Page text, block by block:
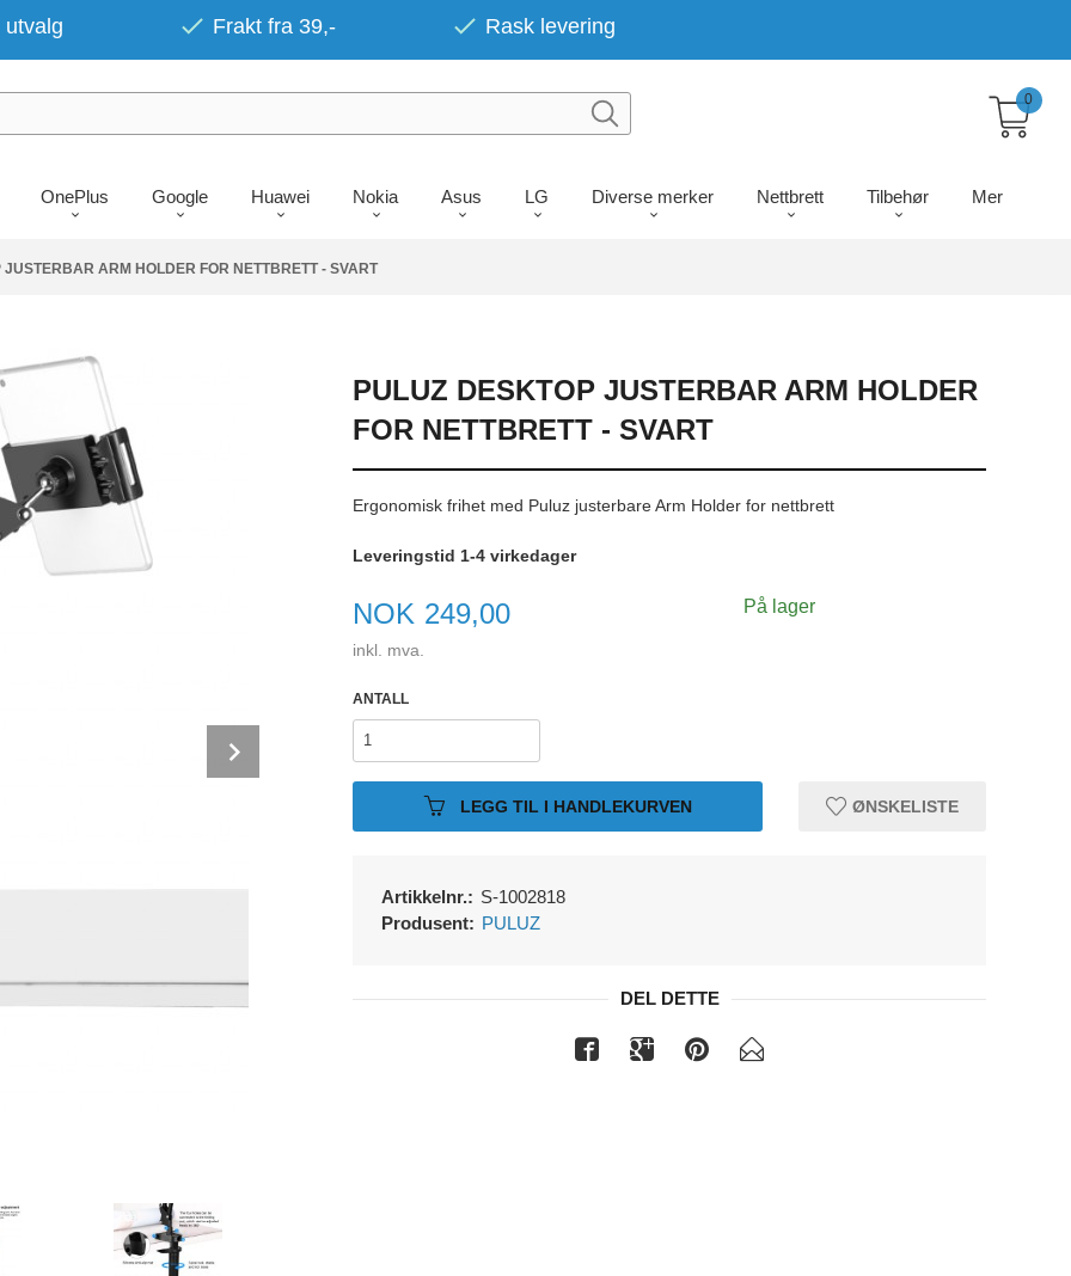
utvalg Frakt fra 39,- Rask levering
OnePlus Google Huawei Nokia Asus LG Diverse merker Nettbrett Tilbehør Mer
0
ARM HOLDER FOR NETTBRETT - SVART
PULUZ DESKTOP JUSTERBAR ARM HOLDER
FOR NETTBRETT - SVART
Ergonomisk frihet med Puluz justerbare Arm Holder for nettbrett
Leveringstid 1-4 virkedager
Pris
NOK 249,00
inkl. mva.
På lager
ANTALL
LEGG TIL I HANDLEKURVEN ØNSKELISTE
Artikkelnr.: S-1002818
Produsent: PULUZ
DEL DETTE